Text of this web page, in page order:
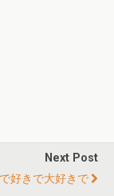
Next Post
好きで大好きで